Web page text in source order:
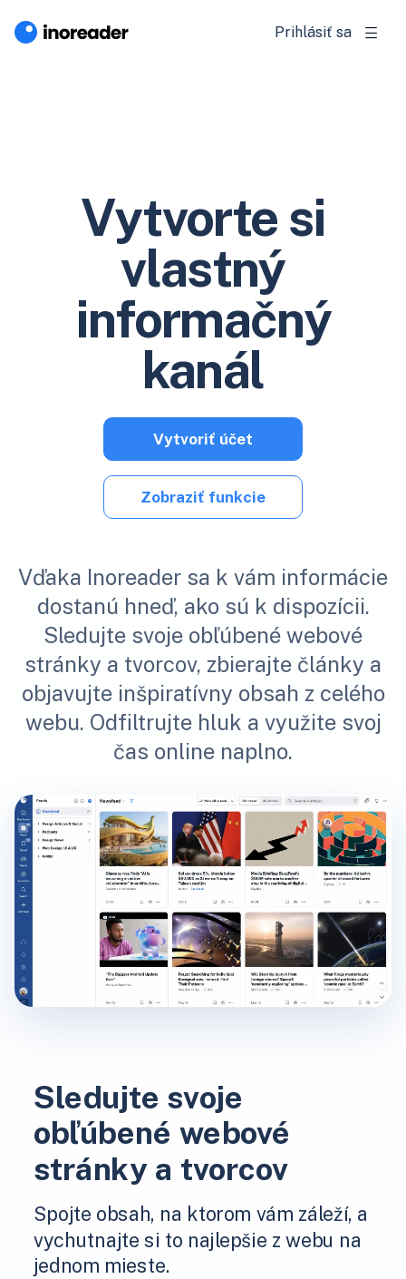
Prihlásiť sa
Vytvorte si
vlastný
informačný
kanál
Vďaka Inoreader sa k vám informácie
dostanú hneď, ako sú k dispozícii.
Sledujte svoje obľúbené webové
stránky a tvorcov, zbierajte články a
objavujte inšpiratívny obsah z celého
webu. Odfiltrujte hluk a využite svoj
čas online naplno.
Vytvoriť účet
Zobraziť funkcie
Sledujte svoje
obľúbené webové
stránky a tvorcov
Spojte obsah, na ktorom vám záleží, a
vychutnajte si to najlepšie z webu na
jednom mieste.